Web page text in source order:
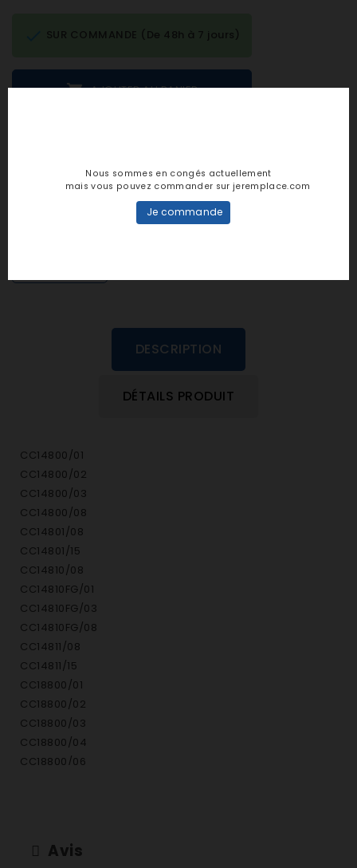
 AJOUTER AU PANIER
SUR COMMANDE (De 48h à 7 jours)
personne n'a encore posté d'avis
DESCRIPTION
DÉTAILS PRODUIT
CC14800/01
CC14800/02
CC14800/03
CC14800/08
CC14801/08
CC14801/15
CC14810/08
CC14810FG/01
CC14810FG/03
CC14810FG/08
CC14811/08
CC14811/15
CC18800/01
CC18800/02
CC18800/03
CC18800/04
CC18800/06
CC19900/02
Avis
Nous sommes en congés actuellement
mais vous pouvez commander sur jeremplace.com
Je commande